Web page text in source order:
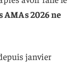
AMAs 2026 ne
janvier